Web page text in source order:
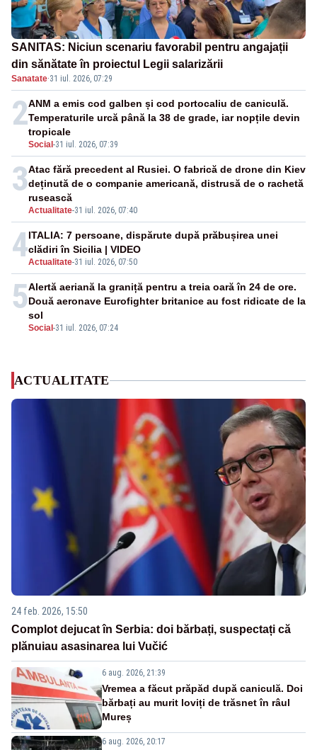
SANITAS: Niciun scenariu favorabil pentru angajații
din sănătate în proiectul Legii salarizării
Sanatate·31 iul. 2026, 07:29
2
Social -31 iul. 2026, 07:39
ANM a emis cod galben și cod portocaliu de caniculă.
Temperaturile urcă până la 38 de grade, iar nopțile devin
tropicale
3
Actualitate-31 iul. 2026, 07:40
Atac fără precedent al Rusiei. O fabrică de drone din Kiev
deținută de o companie americană, distrusă de o rachetă
rusească
4Actualitate-31 iul. 2026, 07:50
ITALIA: 7 persoane, dispărute după prăbușirea unei
clădiri în Sicilia | VIDEO
5
Social -31 iul. 2026, 07:24
Alertă aeriană la graniță pentru a treia oară în 24 de ore.
Două aeronave Eurofighter britanice au fost ridicate de la
sol
ACTUALITATE
24 feb. 2026, 15:50
Complot dejucat în Serbia: doi bărbați, suspectați că
plănuiau asasinarea lui Vučić
6 aug. 2026, 21:39
Vremea a făcut prăpăd după caniculă. Doi
bărbați au murit loviți de trăsnet în râul
Mureș
6 aug. 2026, 20:17